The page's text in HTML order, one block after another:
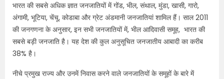
भारत की सबसे अधिक ज्ञात जनजातियों में गोंड, भील, संथाल, मुंडा, खासी, गारो,
अंगामी, भूटिया, चेंचू, कोडाबा और ग्रेट अंडमानी जनजातियां शामिल हैं। साल 2011
की जनगणना के अनुसार, इन सभी जनजातियों में, भील आदिवासी समूह, भारत की
सबसे बड़ी जनजाति है। यह देश की कुल अनुसूचित जनजातीय आबादी का करीब
38% है।
नीचे प्रमुख राज्य और उनमें निवास करने वाले जनजातियों के समूहों के बारे में